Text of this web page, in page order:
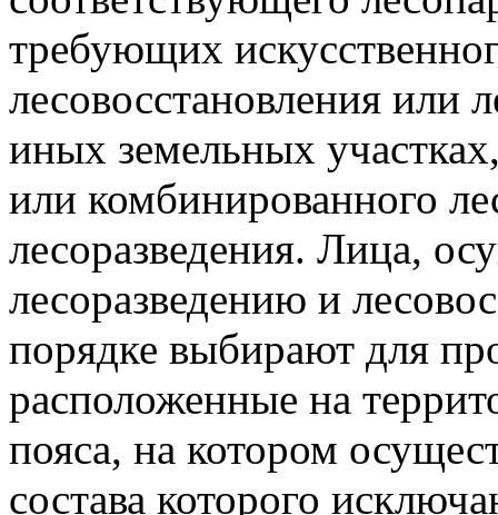
требующих
лесовосстановления или
иных земельных
или комбинированного
лесоразведения. Лица,
лесоразведению и
порядке выбирают для
расположенные на
пояса, на котором
состава которого